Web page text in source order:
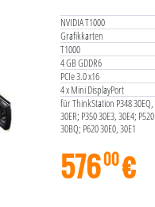
NVIDIA T1000
Grafikkarten
T1000
4 GB GDDR6
PCIe 3.0 x16
4 x Mini DisplayPort
für ThinkStation P348 30EQ,
30ER; P350 30E3, 30E4; P520
30BQ; P620 30E0, 30E1
57600€